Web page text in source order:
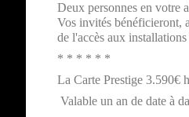
Deux personnes en votre
Vos invités bénéficieront,
de l'accès aux
* * * * * *
La Carte Prestige 3.590€
Valable un an de date à